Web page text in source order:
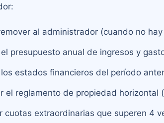
al administrador (cuando no
presupuesto anual de ingresos y
estados financieros del período
el reglamento de propiedad horizontal
cuotas extraordinarias que superen 4